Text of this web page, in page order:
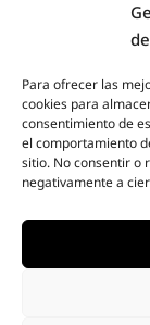
Para ofrecer las
cookies para
consentimiento de
el comportamiento
sitio. No consentir o
negativamente a
Factoría del
all rights